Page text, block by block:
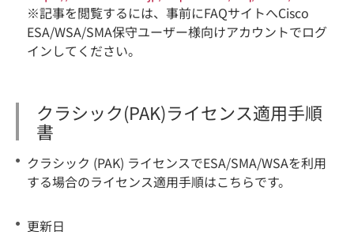
※記事を閲覧するには、事前にFAQサイトへCisco
ESA/WSA/SMA保守ユーザー様向けアカウントでログ
インしてください。
クラシック(PAK)ライセンス適用手順
書
クラシック (PAK) ライセンスでESA/SMA/WSAを利用
する場合のライセンス適用手順はこちらです。
更新日